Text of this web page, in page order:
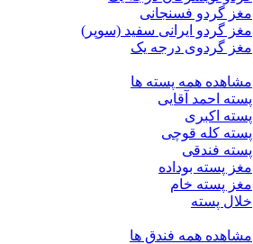
مغز گردو فسنجانی
مغز گردو ایرانی سفید (سوپر)
مغز گردوی درجه یک
مشاهده همه پسته ها
پسته احمد آقایی
پسته اکبری
پسته کله قوچی
پسته فندقی
مغز پسته بوداده
مغز پسته خام
خلال پسته
مشاهده همه فندق ها